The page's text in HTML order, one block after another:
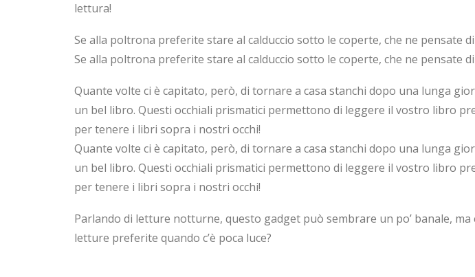
lettura!
Se alla poltrona preferite stare al calduccio sotto le coperte, che ne pensate
Se alla poltrona preferite stare al calduccio sotto le coperte, che ne pensate
Quante volte ci è capitato, però, di tornare a casa stanchi dopo una lunga
un bel libro. Questi occhiali prismatici permettono di leggere il vostro libro
per tenere i libri sopra i nostri occhi!
Quante volte ci è capitato, però, di tornare a casa stanchi dopo una lunga
un bel libro. Questi occhiali prismatici permettono di leggere il vostro libro
per tenere i libri sopra i nostri occhi!
Parlando di letture notturne, questo gadget può sembrare un po’ banale,
letture preferite quando c’è poca luce?